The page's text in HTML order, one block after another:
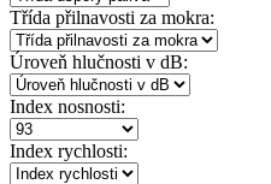
Třída přilnavosti za mokra:
Úroveň hlučnosti v dB:
Index nosnosti:
Index rychlosti: